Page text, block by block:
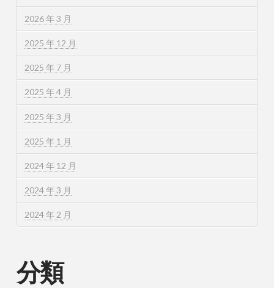
2026 年 3 月
2025 年 12 月
2025 年 7 月
2025 年 4 月
2025 年 3 月
2025 年 1 月
2024 年 12 月
2024 年 3 月
2024 年 2 月
分類